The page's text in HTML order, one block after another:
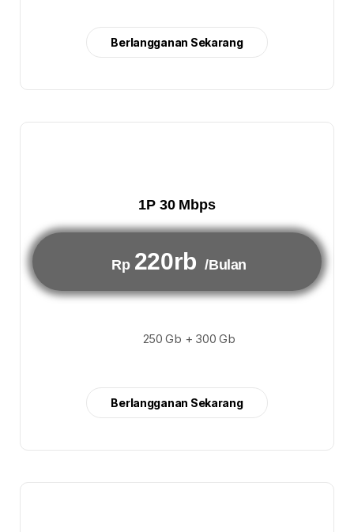
Berlangganan Sekarang
1P 30 Mbps
Rp 220rb /Bulan
250 Gb + 300 Gb
Berlangganan Sekarang